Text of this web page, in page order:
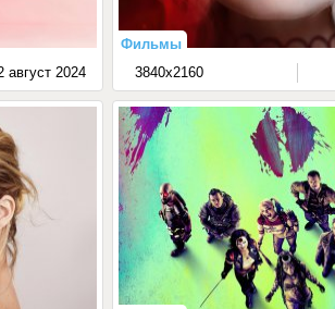
август 2024
Фильмы
3840x2160